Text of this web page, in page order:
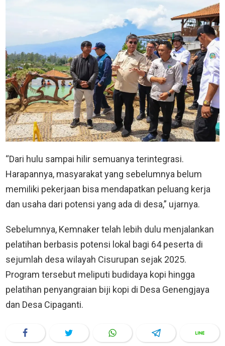
“Dari hulu sampai hilir semuanya terintegrasi.
Harapannya, masyarakat yang sebelumnya belum
memiliki pekerjaan bisa mendapatkan peluang kerja
dan usaha dari potensi yang ada di desa,” ujarnya.
Sebelumnya, Kemnaker telah lebih dulu menjalankan
pelatihan berbasis potensi lokal bagi 64 peserta di
sejumlah desa wilayah Cisurupan sejak 2025.
Program tersebut meliputi budidaya kopi hingga
pelatihan penyangraian biji kopi di Desa Genengjaya
dan Desa Cipaganti.